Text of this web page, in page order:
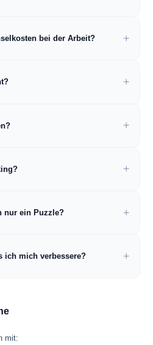
bei der Arbeit?
nur ein Puzzle?
ich mich verbessere?
mit: